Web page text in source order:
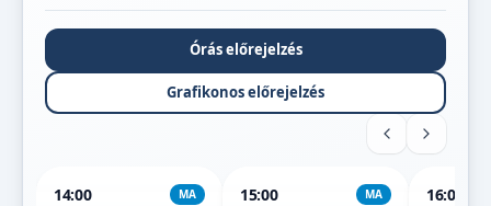
Órás előrejelzés
Grafikonos előrejelzés
14:00 MA 15:00 MA 16:00